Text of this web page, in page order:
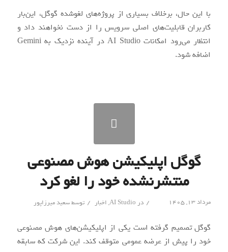
با این حال، برخلاف بسیاری از پروژه‌های لغوشده گوگل، این‌بار
کاربران قابلیت‌های اصلی سرویس را از دست نخواهند داد و
انتظار می‌رود امکانات AI Studio در آینده نزدیک به Gemini
اضافه شود.
گوگل اپلیکیشن هوش مصنوعی
منتشرنشده خود را لغو کرد
مرداد ۱۳, ۱۴۰۵ / در AI Studio
, اخبار / توسطسعید میرزاپور
گوگل تصمیم گرفته است یکی از اپلیکیشن‌های هوش مصنوعی
خود را پیش از عرضه عمومی متوقف کند. این شرکت که سابقه